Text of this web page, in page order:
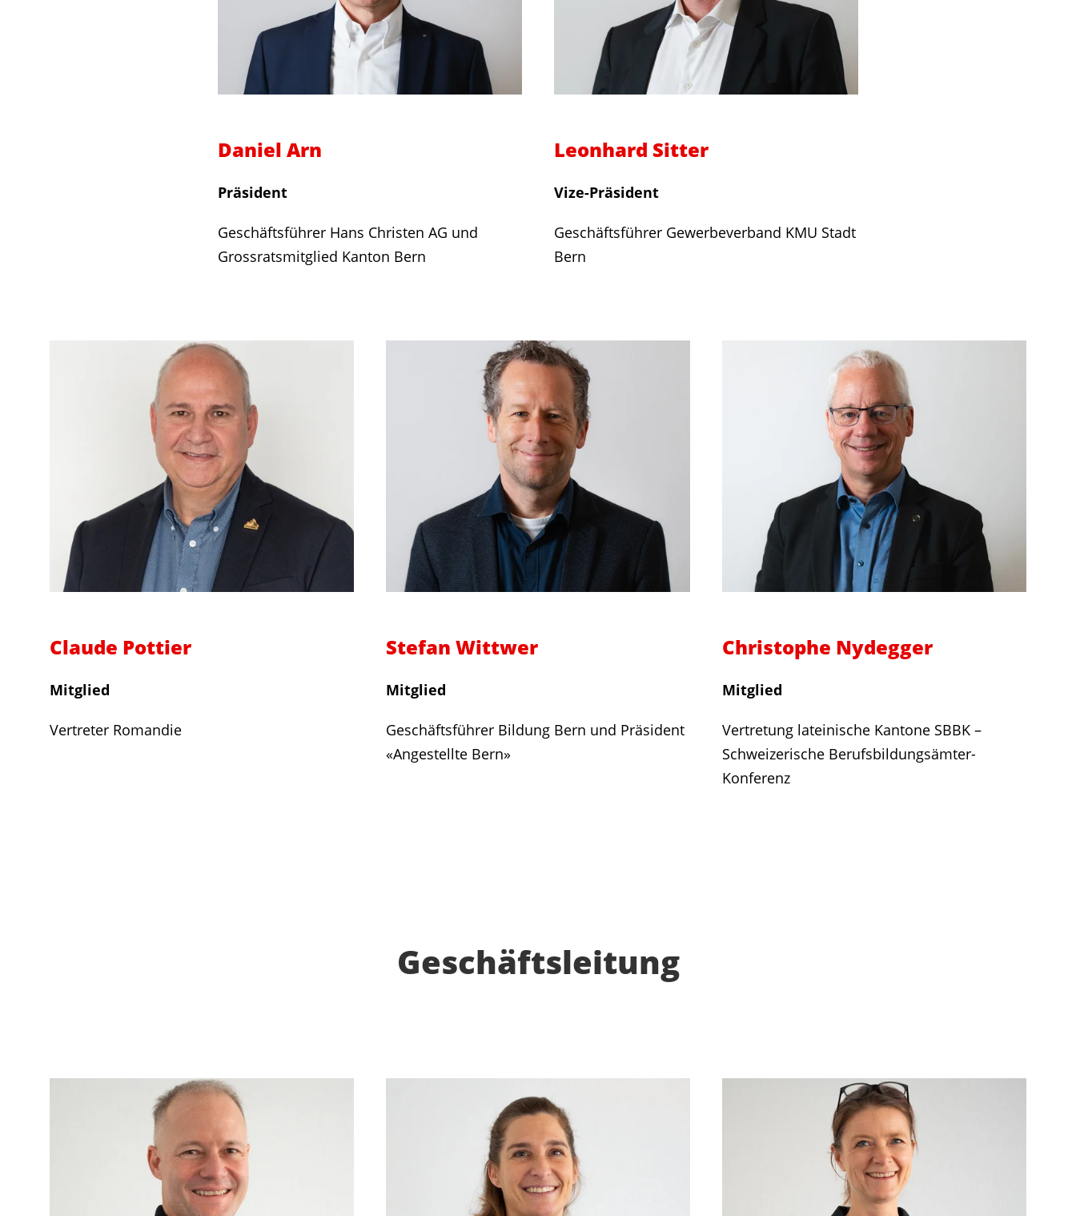
Daniel Arn
Präsident
Geschäftsführer Hans Christen AG und
Grossratsmitglied Kanton Bern
Leonhard Sitter
Vize-Präsident
Geschäftsführer Gewerbeverband KMU Stadt
Bern
Claude Pottier
Mitglied
Vertreter Romandie
Stefan Wittwer
Mitglied
Geschäftsführer Bildung Bern und Präsident
«Angestellte Bern»
Christophe Nydegger
Mitglied
Vertretung lateinische Kantone SBBK –
Schweizerische Berufsbildungsämter-
Konferenz
Geschäftsleitung